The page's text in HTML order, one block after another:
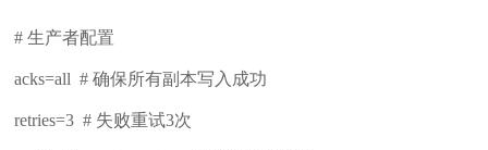
# 生产者配置
acks=all # 确保所有副本写入成功
retries=3 # 失败重试3次